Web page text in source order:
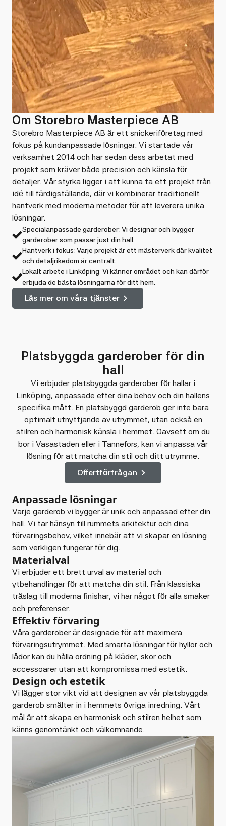
Om Storebro Masterpiece AB
Storebro Masterpiece AB är ett snickeriföretag med
fokus på kundanpassade lösningar. Vi startade vår
verksamhet 2014 och har sedan dess arbetat med
projekt som kräver både precision och känsla för
detaljer. Vår styrka ligger i att kunna ta ett projekt från
idé till färdigställande, där vi kombinerar traditionellt
hantverk med moderna metoder för att leverera unika
lösningar.
Specialanpassade garderober: Vi designar och bygger
garderober som passar just din hall.
Hantverk i fokus: Varje projekt är ett mästerverk där kvalitet
och detaljrikedom är centralt.
Lokalt arbete i Linköping: Vi känner området och kan därför
erbjuda de bästa lösningarna för ditt hem.
Läs mer om våra tjänster
Platsbyggda garderober för din
hall
Vi erbjuder platsbyggda garderober för hallar i
Linköping, anpassade efter dina behov och din hallens
specifika mått. En platsbyggd garderob ger inte bara
optimalt utnyttjande av utrymmet, utan också en
stilren och harmonisk känsla i hemmet. Oavsett om du
bor i Vasastaden eller i Tannefors, kan vi anpassa vår
lösning för att matcha din stil och ditt utrymme.
Offertförfrågan
Anpassade lösningar
Varje garderob vi bygger är unik och anpassad efter din
hall. Vi tar hänsyn till rummets arkitektur och dina
förvaringsbehov, vilket innebär att vi skapar en lösning
som verkligen fungerar för dig.
Materialval
Vi erbjuder ett brett urval av material och
ytbehandlingar för att matcha din stil. Från klassiska
träslag till moderna finishar, vi har något för alla smaker
och preferenser.
Effektiv förvaring
Våra garderober är designade för att maximera
förvaringsutrymmet. Med smarta lösningar för hyllor och
lådor kan du hålla ordning på kläder, skor och
accessoarer utan att kompromissa med estetik.
Design och estetik
Vi lägger stor vikt vid att designen av vår platsbyggda
garderob smälter in i hemmets övriga inredning. Vårt
mål är att skapa en harmonisk och stilren helhet som
känns genomtänkt och välkomnande.